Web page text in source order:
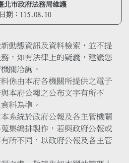
北市政府法務局維護
期： 115.08.10
動態資訊及資料檢索，並不提
，如有法律上的疑義，建議您
關洽詢。
係由本府各機關所提供之電子
本府公報之公布文字有所不
料為準。
系統於政府公報及各主管機關
集編排製作，若與政府公報或
所不同，以政府公報及各主管